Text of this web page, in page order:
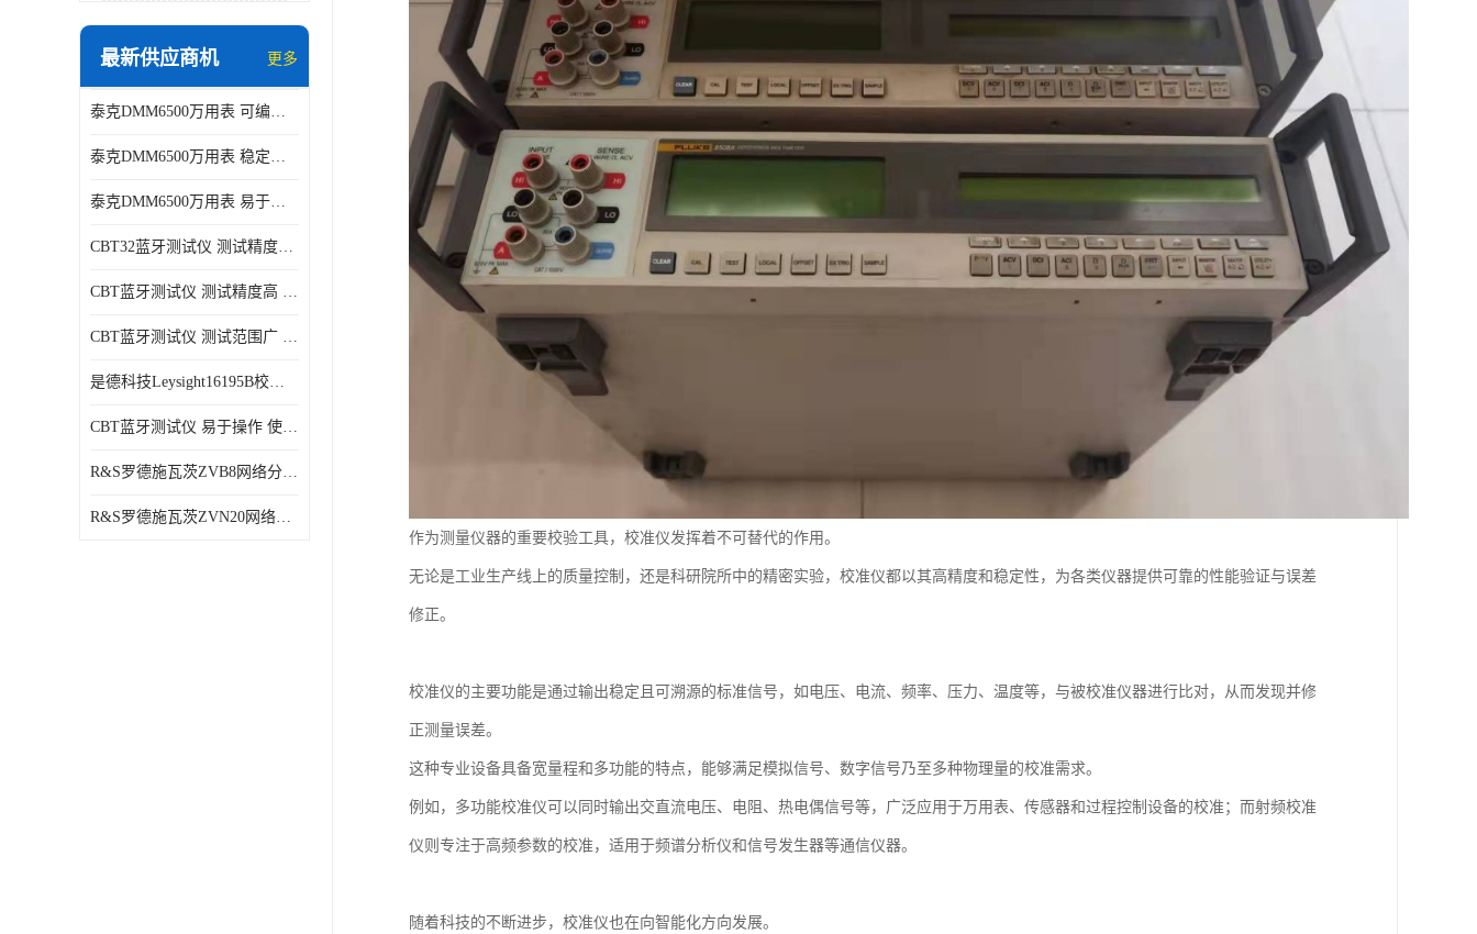
最新供应商机 更多
泰克DMM6500万用表 可编程性强 多种接口
泰克DMM6500万用表 稳定性高 精度高
泰克DMM6500万用表 易于操作 操作简便
CBT32蓝牙测试仪 测试精度高 灵活性高 多功能性
CBT蓝牙测试仪 测试精度高 兼容性强 使用寿命较长
CBT蓝牙测试仪 测试范围广 稳定性好
是德科技Leysight16195B校准件 可靠性高 精度高
CBT蓝牙测试仪 易于操作 使用寿命较长
R&S罗德施瓦茨ZVB8网络分析仪 可视化分析 多功能性
R&S罗德施瓦茨ZVN20网络分析仪 性能稳定 提高网络性能
作为测量仪器的重要校验工具，校准仪发挥着不可替代的作用。
无论是工业生产线上的质量控制，还是科研院所中的精密实验，校准仪都以其高精度和稳定性，为各类仪器提供可靠的性能验证与误差
修正。
校准仪的主要功能是通过输出稳定且可溯源的标准信号，如电压、电流、频率、压力、温度等，与被校准仪器进行比对，从而发现并修
正测量误差。
这种专业设备具备宽量程和多功能的特点，能够满足模拟信号、数字信号乃至多种物理量的校准需求。
例如，多功能校准仪可以同时输出交直流电压、电阻、热电偶信号等，广泛应用于万用表、传感器和过程控制设备的校准；而射频校准
仪则专注于高频参数的校准，适用于频谱分析仪和信号发生器等通信仪器。
随着科技的不断进步，校准仪也在向智能化方向发展。